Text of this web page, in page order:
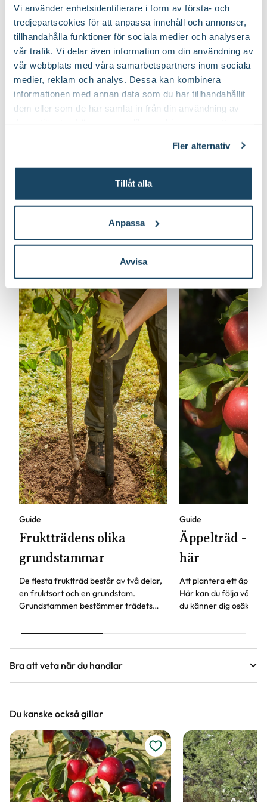
Vi använder enhetsidentifierare i form av första- och
tredjepartscokies för att anpassa innehåll och annonser,
tillhandahålla funktioner för sociala medier och analysera
vår trafik. Vi delar även information om din användning av
vår webbplats med våra samarbetspartners inom sociala
medier, reklam och analys. Dessa kan kombinera
informationen med annan data som du har tillhandahållit
dem eller som de har samlat in från din användning av
Fler alternativ
Tillåt alla
Anpassa
Avvisa
Ursprung Kulturursprung
Art nr 104239
Så här planterar du fruktträd
Läs mer om skötsel av äppleträd
Guide
Fruktträdens olika
grundstammar
De flesta fruktträd består av två delar,
en fruktsort och en grundstam.
Grundstammen bestämmer trädets
egenskaper är när trädet börjar bära
Guide
Äppelträd -
här
Att plantera ett
Här kan du följa våra
du känner dig osäker.
inget är det hög tid att
Bra att veta när du handlar
Vi försöker alltid ange växternas ungefärliga
mått, men då växter är levande och alla växter
är unika så kan måtten och din växts utseende
variera något från informationen och fotona på
hemsidan.
Du kanske också gillar